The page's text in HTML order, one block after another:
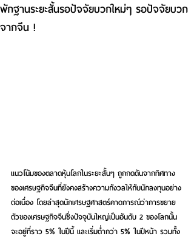
พักฐานระยะสั้นรอปัจจัยบวกใหม่ๆ รอปัจจัยบวก
จากจีน !
แนวโน้มของตลาดหุ้นโลกในระยะสั้นๆ ถูกกดดันจากทิศทาง
ของเศรษฐกิจจีนที่ยังคงสร้างความกังวลให้กับนักลงทุนอย่าง
ต่อเนื่อง โดยล่าสุดนักเศรษฐศาสตร์คาดการณ์ว่าการขยาย
ตัวของเศรษฐกิจจีนซึ่งปัจจุบันใหญ่เป็นอันดับ 2 ของโลกนั้น
จะอยู่ที่ราว 5% ในปีนี้ และเริ่มต่ำกว่า 5% ในปีหน้า รวมทั้ง